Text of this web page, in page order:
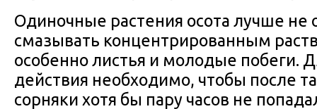
Одиночные растения осота лучше не
смазывать концентрированным
особенно листья и молодые побеги.
действия необходимо, чтобы после
сорняки хотя бы пару часов не